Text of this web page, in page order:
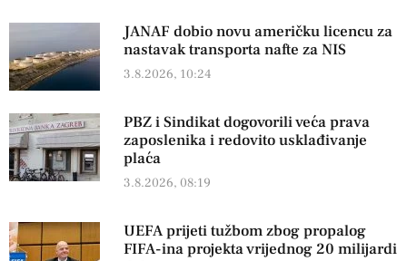
JANAF dobio novu američku licencu za
nastavak transporta nafte za NIS
3.8.2026, 10:24
PBZ i Sindikat dogovorili veća prava
zaposlenika i redovito usklađivanje
plaća
3.8.2026, 08:19
UEFA prijeti tužbom zbog propalog
FIFA-ina projekta vrijednog 20 milijardi